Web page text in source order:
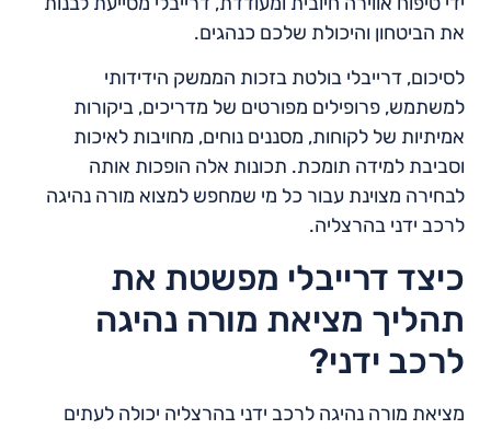
את הביטחון והיכולת שלכם כנהגים.
לסיכום, דרייבלי בולטת בזכות הממשק הידידותי
למשתמש, פרופילים מפורטים של מדריכים, ביקורות
אמיתיות של לקוחות, מסננים נוחים, מחויבות לאיכות
וסביבת למידה תומכת. תכונות אלה הופכות אותה
לבחירה מצוינת עבור כל מי שמחפש למצוא מורה נהיגה
לרכב ידני בהרצליה.
כיצד דרייבלי מפשטת את
תהליך מציאת מורה נהיגה
לרכב ידני?
מציאת מורה נהיגה לרכב ידני בהרצליה יכולה לעתים